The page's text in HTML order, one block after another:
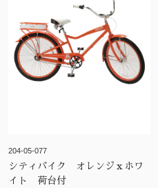
204-05-077
シティバイク オレンジｘホワ
イト 荷台付